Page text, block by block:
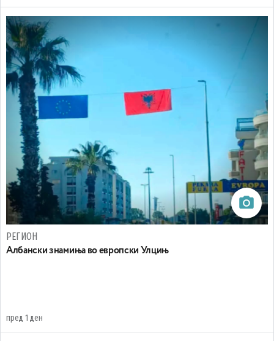
РЕГИОН
Aлбански знамиња во европски Улцињ
пред 1 ден